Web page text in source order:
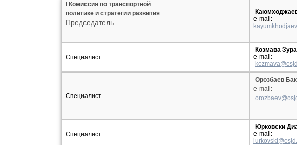
I Комиссия по транспортной
политике и стратегии развития
Председатель
e-mail:
Специалист
Козмава
e-mail:
Специалист
Орозбаев
e-mail:
Специалист
Юрковски
e-mail: